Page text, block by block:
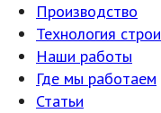
Производство
Технология
Наши работы
Где мы работаем
Статьи